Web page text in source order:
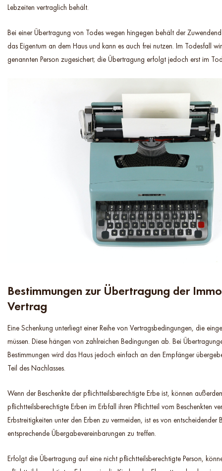
Lebzeiten vertraglich behält.
Bei einer Übertragung von Todes wegen hingegen behält der
das Eigentum an dem Haus und kann es auch frei nutzen. Im Todesfall
genannten Person zugesichert; die Übertragung erfolgt jedoch erst im
Bestimmungen zur Übertragung der
Vertrag
Eine Schenkung unterliegt einer Reihe von Vertragsbedingungen, die
müssen. Diese hängen von zahlreichen Bedingungen ab. Bei
Bestimmungen wird das Haus jedoch einfach an den Empfänger
Teil des Nachlasses.
Wenn der Beschenkte der pflichtteilsberechtigte Erbe ist, können
pflichtteilsberechtigte Erben im Erbfall ihren Pflichtteil vom Beschenkten
Erbstreitigkeiten unter den Erben zu vermeiden, ist es von entscheidender
entsprechende Übergabevereinbarungen zu treffen.
Erfolgt die Übertragung auf eine nicht pflichtteilsberechtigte Person,